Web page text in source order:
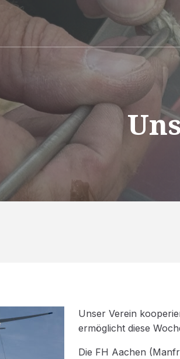
Unser Verein
ermöglicht diese
Die FH Aachen